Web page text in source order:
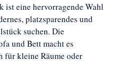
ist eine hervorragende Wahl
platzsparendes und
suchen. Die
und Bett macht es
für kleine Räume oder